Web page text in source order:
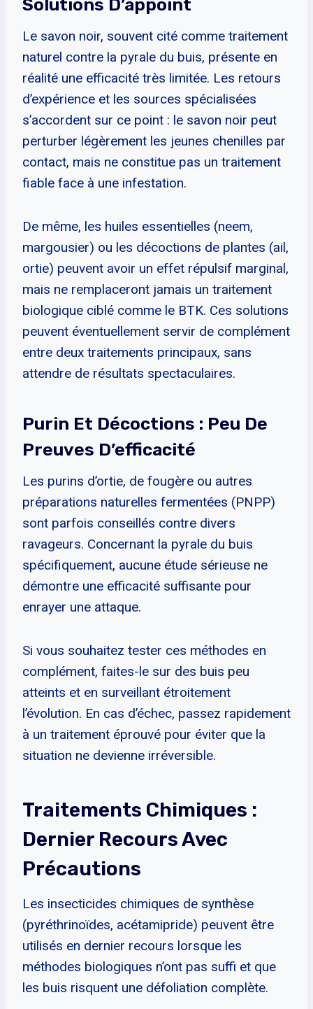
Solutions D’appoint
Le savon noir, souvent cité comme traitement
naturel contre la pyrale du buis, présente en
réalité une efficacité très limitée. Les retours
d’expérience et les sources spécialisées
s’accordent sur ce point : le savon noir peut
perturber légèrement les jeunes chenilles par
contact, mais ne constitue pas un traitement
fiable face à une infestation.
De même, les huiles essentielles (neem,
margousier) ou les décoctions de plantes (ail,
ortie) peuvent avoir un effet répulsif marginal,
mais ne remplaceront jamais un traitement
biologique ciblé comme le BTK. Ces solutions
peuvent éventuellement servir de complément
entre deux traitements principaux, sans
attendre de résultats spectaculaires.
Purin Et Décoctions : Peu De
Preuves D’efficacité
Les purins d’ortie, de fougère ou autres
préparations naturelles fermentées (PNPP)
sont parfois conseillés contre divers
ravageurs. Concernant la pyrale du buis
spécifiquement, aucune étude sérieuse ne
démontre une efficacité suffisante pour
enrayer une attaque.
Si vous souhaitez tester ces méthodes en
complément, faites-le sur des buis peu
atteints et en surveillant étroitement
l’évolution. En cas d’échec, passez rapidement
à un traitement éprouvé pour éviter que la
situation ne devienne irréversible.
Traitements Chimiques :
Dernier Recours Avec
Précautions
Les insecticides chimiques de synthèse
(pyréthrinoïdes, acétamipride) peuvent être
utilisés en dernier recours lorsque les
méthodes biologiques n’ont pas suffi et que
les buis risquent une défoliation complète.